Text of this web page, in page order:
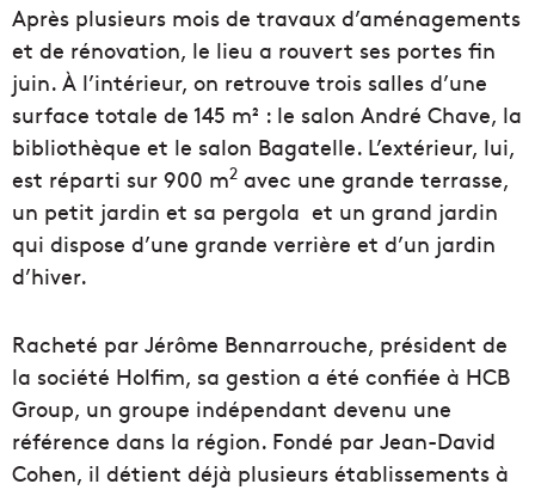
Après plusieurs mois de travaux d’aménagements
et de rénovation, le lieu a rouvert ses portes fin
juin. À l’intérieur, on retrouve trois salles d’une
surface totale de 145 m² : le salon André Chave, la
bibliothèque et le salon Bagatelle. L’extérieur, lui,
est réparti sur 900 m2 avec une grande terrasse,
un petit jardin et sa pergola et un grand jardin
qui dispose d’une grande verrière et d’un jardin
d’hiver.
Racheté par Jérôme Bennarrouche, président de
la société Holfim, sa gestion a été confiée à HCB
Group, un groupe indépendant devenu une
référence dans la région. Fondé par Jean-David
Cohen, il détient déjà plusieurs établissements à